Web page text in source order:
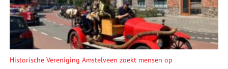
Historische Vereniging Amstelveen zoekt mensen op